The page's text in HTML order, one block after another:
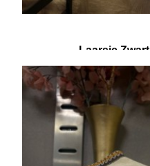
Laarsje Zwart
€ 10,00 € 24,95